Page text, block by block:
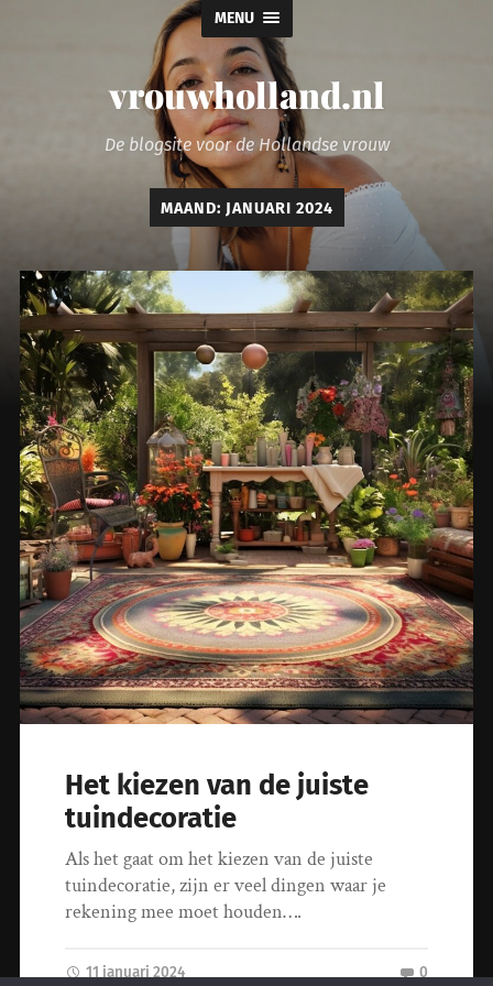
MENU
vrouwholland.nl
De blogsite voor de Hollandse vrouw
MAAND: JANUARI 2024
Het kiezen van de juiste
tuindecoratie
Als het gaat om het kiezen van de juiste
tuindecoratie, zijn er veel dingen waar je
rekening mee moet houden….
11 januari 2024 0